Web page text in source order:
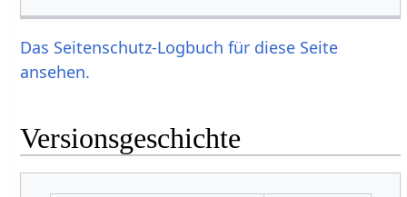
Das Seitenschutz-Logbuch für diese Seite
ansehen.
Versionsgeschichte